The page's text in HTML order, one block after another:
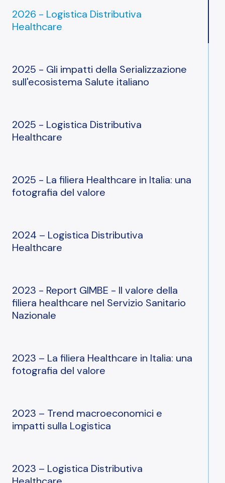
2026 - Logistica Distributiva
Healthcare
2025 - Gli impatti della Serializzazione
sull'ecosistema Salute italiano
2025 - Logistica Distributiva
Healthcare
2025 - La filiera Healthcare in Italia: una
fotografia del valore
2024 – Logistica Distributiva
Healthcare
2023 - Report GIMBE - Il valore della
filiera healthcare nel Servizio Sanitario
Nazionale
2023 – La filiera Healthcare in Italia: una
fotografia del valore
2023 – Trend macroeconomici e
impatti sulla Logistica
2023 – Logistica Distributiva